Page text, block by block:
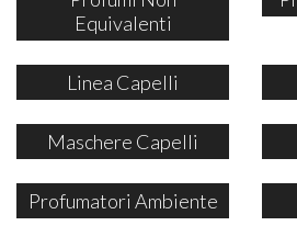
Equivalenti
Linea Capelli
Maschere Capelli
Profumatori Ambiente